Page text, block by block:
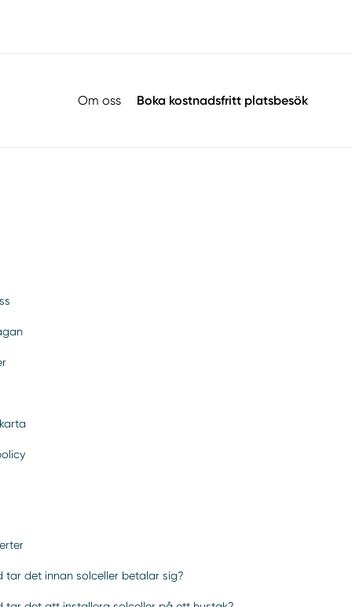
Om oss Boka kostnadsfritt platsbesök
tar det innan solceller betalar sig?